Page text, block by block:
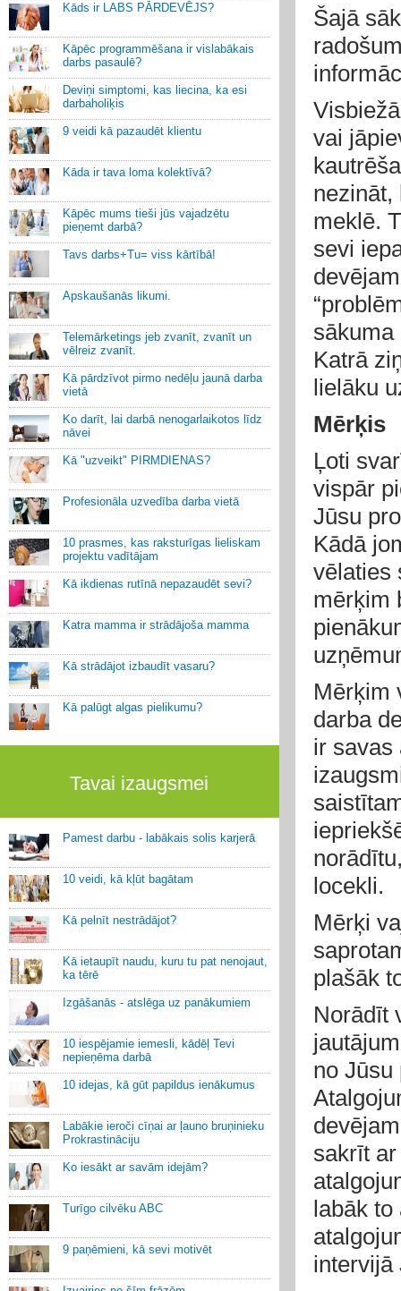
Kāds ir LABS PĀRDEVĒJS?
Kāpēc programmēšana ir vislabākais
darbs pasaulē?
Deviņi simptomi, kas liecina, ka esi
darbaholiķis
9 veidi kā pazaudēt klientu
Kāda ir tava loma kolektīvā?
Kāpēc mums tieši jūs vajadzētu
pieņemt darbā?
Tavs darbs+Tu= viss kārtībā!
Apskaušanās likumi.
Telemārketings jeb zvanīt, zvanīt un
vēlreiz zvanīt.
Kā pārdzīvot pirmo nedēļu jaunā darba
vietā
Ko darīt, lai darbā nenogarlaikotos līdz
nāvei
Kā "uzveikt" PIRMDIENAS?
Profesionāla uzvedība darba vietā
10 prasmes, kas raksturīgas lieliskam
projektu vadītājam
Kā ikdienas rutīnā nepazaudēt sevi?
Katra mamma ir strādājoša mamma
Kā strādājot izbaudīt vasaru?
Kā palūgt algas pielikumu?
Tavai izaugsmei
Pamest darbu - labākais solis karjerā
10 veidi, kā kļūt bagātam
Kā pelnīt nestrādājot?
Kā ietaupīt naudu, kuru tu pat nenojaut,
ka tērē
Izgāšanās - atslēga uz panākumiem
10 iespējamie iemesli, kādēļ Tevi
nepieņēma darbā
10 idejas, kā gūt papildus ienākumus
Labākie ieroči cīņai ar ļauno bruņinieku
Prokrastināciju
Ko iesākt ar savām idejām?
Turīgo cilvēku ABC
9 paņēmieni, kā sevi motivēt
Šajā
vai
nezināt,
meklē.
sevi
sākuma
Katrā
lielāku
Mērķis
Ļoti
vispār
Jūsu
Kādā
vēlaties
mērķim
Mērķim
darba
ir savas
locekli.
Mērķi
plašāk
Norādīt
no Jūsu
sakrīt
labāk to
intervijā